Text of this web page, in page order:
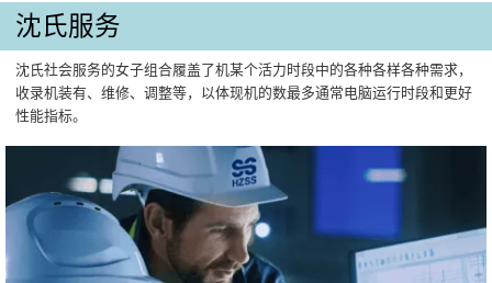
沈氏服务
沈氏社会服务的女子组合履盖了机某个活力时段中的各种各样各种需求，
收录机装有、维修、调整等，以体现机的数最多通常电脑运行时段和更好
性能指标。